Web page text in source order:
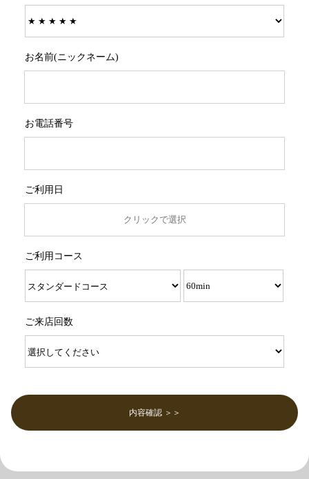
お名前(ニックネーム)
お電話番号
ご利用日
ご利用コース
ご来店回数
内容確認 ＞＞